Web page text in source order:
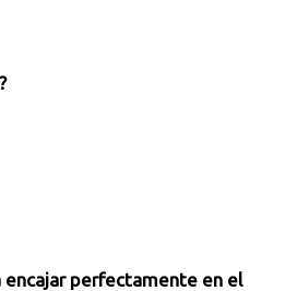
encajar perfectamente en el